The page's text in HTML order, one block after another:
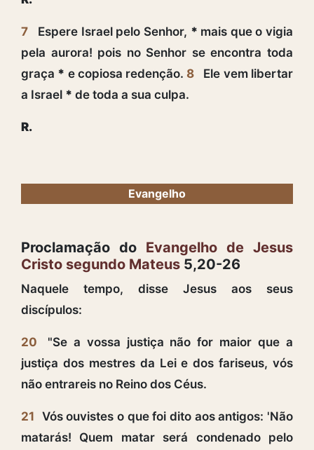
7 Espere Israel pelo Senhor, * mais que o vigia
pela aurora! pois no Senhor se encontra toda
graça * e copiosa redenção. 8
Ele vem libertar
a Israel * de toda a sua culpa.
R.
Evangelho
Proclamação do Evangelho de Jesus
Cristo segundo Mateus 5,20-26
Naquele tempo, disse Jesus aos seus
discípulos:
20
"Se a vossa justiça não for maior que a
justiça dos mestres da Lei e dos fariseus, vós
não entrareis no Reino dos Céus.
21 Vós ouvistes o que foi dito aos antigos: 'Não
matarás! Quem matar será condenado pelo